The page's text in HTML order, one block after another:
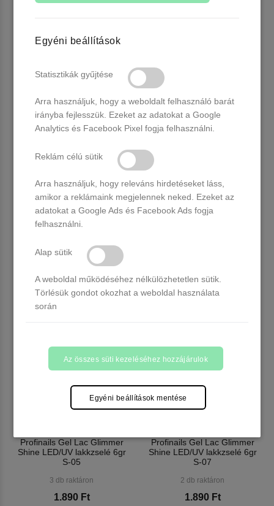
Profinails Gel Lac Glimmer
Shine LED/UV lakkzselé 6gr
S-03
Kosárba
Profinails Gel Lac Glimmer
Shine LED/UV lakkzselé 6gr
S-04
2 db raktáron
Profinails Gel Lac Glimmer
Shine LED/UV lakkzselé 6gr
S-05
3 db raktáron
1.890 Ft
Profinails Gel Lac Glimmer
Shine LED/UV lakkzselé 6gr
S-07
2 db raktáron
1.890 Ft
Egyéni beállítások
Statisztikák gyűjtése
Arra használjuk, hogy a weboldalt felhasználó barát
irányba fejlesszük. Ezeket az adatokat a Google
Analytics és Facebook Pixel fogja felhasználni.
Reklám célú sütik
Arra használjuk, hogy releváns hirdetéseket láss,
amikor a reklámaink megjelennek neked. Ezeket az
adatokat a Google Ads és Facebook Ads fogja
felhasználni.
Alap sütik
A weboldal működéséhez nélkülözhetetlen sütik.
Törlésük gondot okozhat a weboldal használata
során
Az összes süti kezeléséhez hozzájárulok
Egyéni beállítások mentése